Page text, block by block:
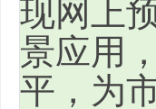
现网上
景应用
平，为